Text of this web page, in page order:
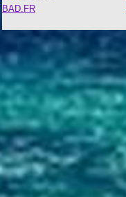
BAD.FR